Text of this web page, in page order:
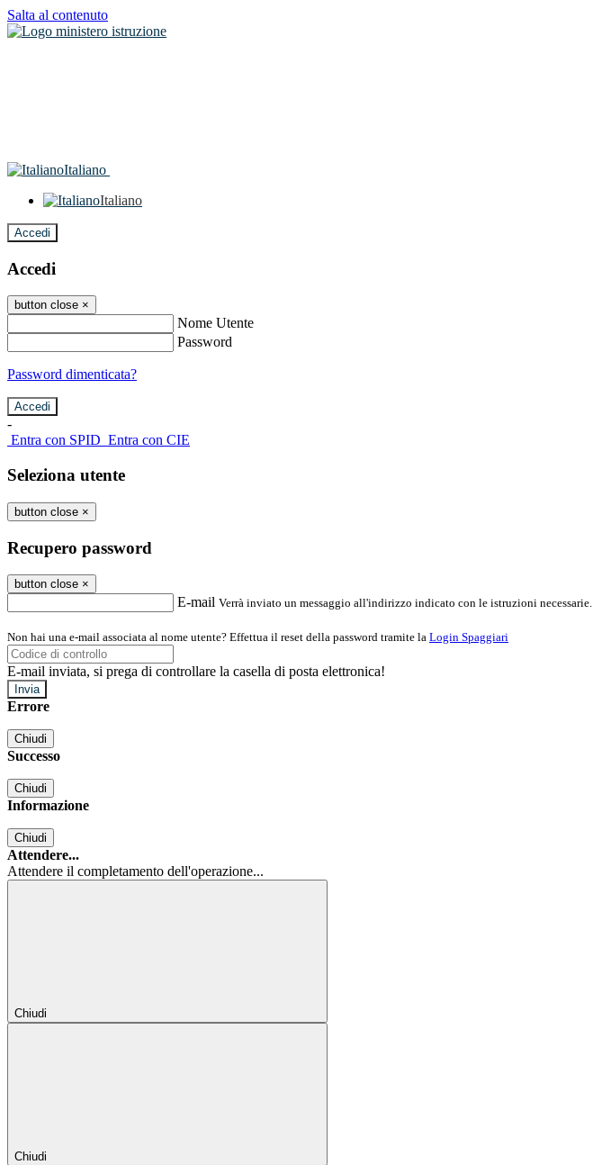
Salta al contenuto
Italiano
Italiano
Accedi
Accedi
button close ×
Nome Utente
Password
Password dimenticata?
-
Entra con SPID Entra con CIE
Seleziona utente
button close ×
Recupero password
button close ×
E-mail Verrà inviato un messaggio all'indirizzo indicato con le istruzioni necessarie.
Non hai una e-mail associata al nome utente? Effettua il reset della password tramite la Login Spaggiari
E-mail inviata, si prega di controllare la casella di posta elettronica!
Errore
Chiudi
Successo
Chiudi
Informazione
Chiudi
Attendere...
Attendere il completamento dell'operazione...
Chiudi
Chiudi